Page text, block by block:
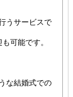
うサービスで
可能です。
な結婚式での